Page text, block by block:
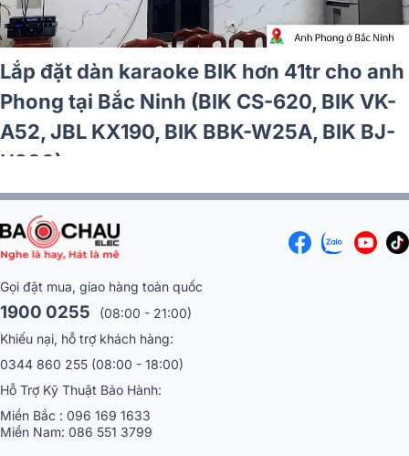
Lắp đặt dàn karaoke BIK hơn 41tr cho anh
Phong tại Bắc Ninh (BIK CS-620, BIK VK-
A52, JBL KX190, BIK BBK-W25A, BIK BJ-
U200)
Gọi đặt mua, giao hàng toàn quốc
1900 0255
(08:00 - 21:00)
Khiếu nại, hỗ trợ khách hàng:
0344 860 255 (08:00 - 18:00)
Hỗ Trợ Kỹ Thuật Bảo Hành:
Miền Bắc : 096 169 1633
Miền Nam: 086 551 3799